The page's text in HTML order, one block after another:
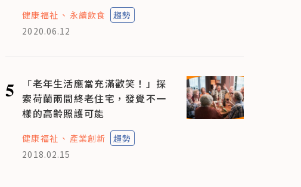
健康福祉 永續飲食
趨勢
2020.06.12
5
「老年生活應當充滿歡笑！」探
索荷蘭兩間終老住宅，發覺不一
樣的高齡照護可能
健康福祉 產業創新
趨勢
2018.02.15